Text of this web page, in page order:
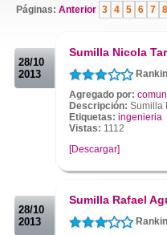
Páginas: Anterior 3 4 5 6 7 8
28/10
2013
Sumilla Nicola
Agregado por:
Descripción: Sumilla
Etiquetas: ingenieria
Vistas: 1112
[Descargar]
28/10
2013
Sumilla Rafael